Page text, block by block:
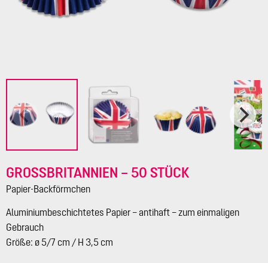
GROSSBRITANNIEN – 50 STÜCK
Papier-Backförmchen
Aluminiumbeschichtetes Papier – antihaft – zum einmaligen
Gebrauch
Größe: ø 5/7 cm / H 3,5 cm